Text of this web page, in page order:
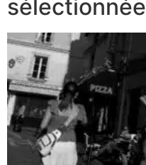
sélectionnée